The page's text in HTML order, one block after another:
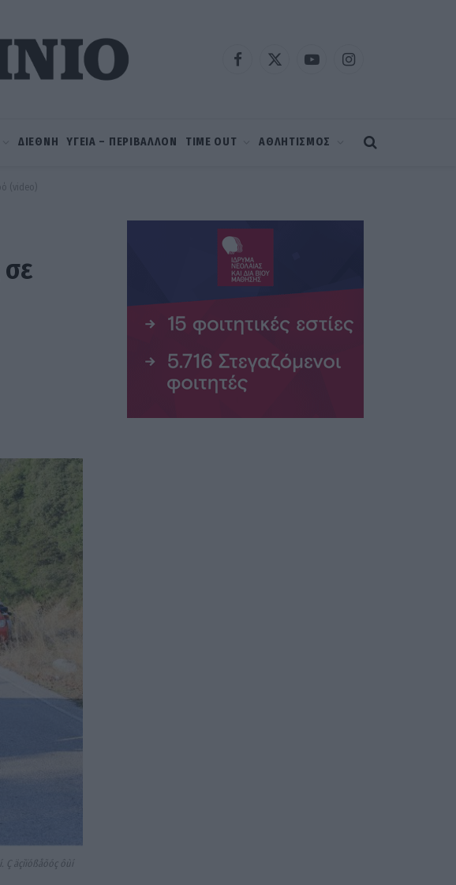
Facebook
X
YouTubeInstagram
ΔΙΕΘΝΗ ΥΓΕΙΑ – ΠΕΡΙΒΑΛΛΟΝ TIME OUT ΑΘΛΗΤΙΣΜΟΣ
(video)
Ç äçìïóßåõóç ôùí